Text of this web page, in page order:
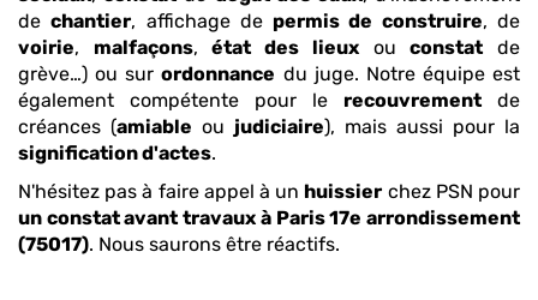
dechantier, affichage de permis de construire, de
voirie, malfaçons,état des lieuxouconstat de
grève…) ou surordonnance du juge. Notre équipe est
également compétente pour le recouvrement de
créances (amiable ou judiciaire), mais aussi pour la
signification d'actes.
N'hésitez pas à faire appel à un huissier chez PSN pour
un constat avant travaux à Paris 17e arrondissement
(75017). Nous saurons être réactifs.